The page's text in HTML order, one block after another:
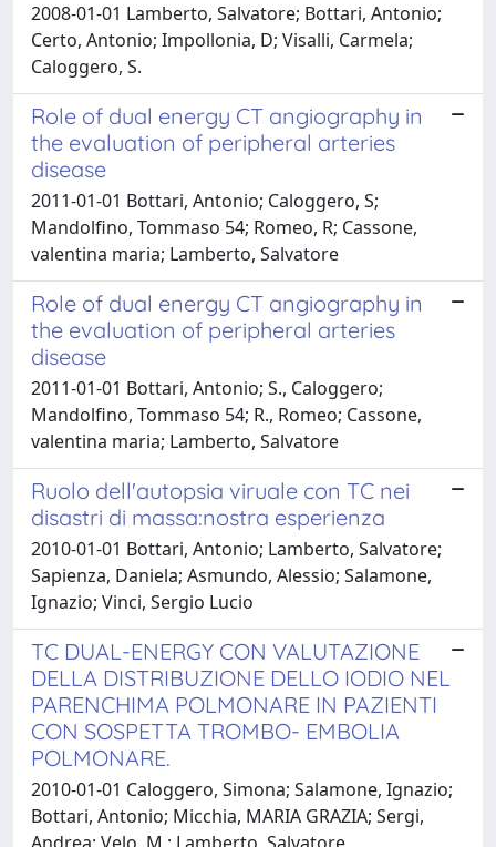
2008-01-01 Lamberto, Salvatore; Bottari, Antonio;
Certo, Antonio; Impollonia, D; Visalli, Carmela;
Caloggero, S.
Role of dual energy CT angiography in
the evaluation of peripheral arteries
disease
2011-01-01 Bottari, Antonio; Caloggero, S;
Mandolfino, Tommaso 54; Romeo, R; Cassone,
valentina maria; Lamberto, Salvatore
Role of dual energy CT angiography in
the evaluation of peripheral arteries
disease
2011-01-01 Bottari, Antonio; S., Caloggero;
Mandolfino, Tommaso 54; R., Romeo; Cassone,
valentina maria; Lamberto, Salvatore
Ruolo dell'autopsia viruale con TC nei
disastri di massa:nostra esperienza
2010-01-01 Bottari, Antonio; Lamberto, Salvatore;
Sapienza, Daniela; Asmundo, Alessio; Salamone,
Ignazio; Vinci, Sergio Lucio
TC DUAL-ENERGY CON VALUTAZIONE
DELLA DISTRIBUZIONE DELLO IODIO NEL
PARENCHIMA POLMONARE IN PAZIENTI
CON SOSPETTA TROMBO- EMBOLIA
POLMONARE.
2010-01-01 Caloggero, Simona; Salamone, Ignazio;
Bottari, Antonio; Micchia, MARIA GRAZIA; Sergi,